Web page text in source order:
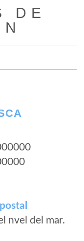
DE
de navegación
nvel del mar.